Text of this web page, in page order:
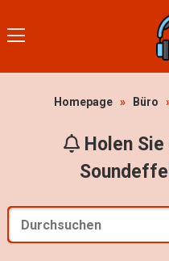
Homepage » Büro
Holen